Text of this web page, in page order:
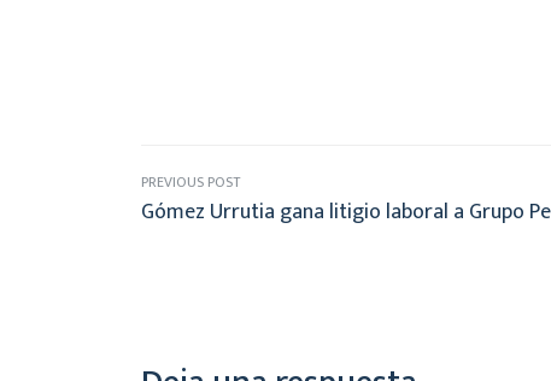
PREVIOUS POST
Gómez Urrutia gana litigio laboral a Grupo